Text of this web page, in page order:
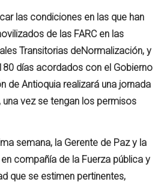
las condiciones en las que han
de las FARC en las
Transitorias deNormalización, y
días acordados con el Gobierno
de Antioquia realizará una jornada
vez se tengan los permisos
semana, la Gerente de Paz y la
compañía de la Fuerza pública y
que se estimen pertinentes,